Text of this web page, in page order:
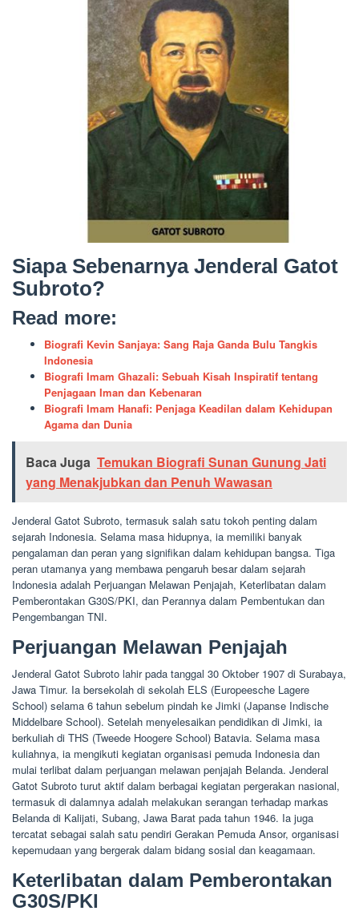
Siapa Sebenarnya Jenderal Gatot
Subroto?
Read more:
Biografi Kevin Sanjaya: Sang Raja Ganda Bulu Tangkis
Indonesia
Biografi Imam Ghazali: Sebuah Kisah Inspiratif tentang
Penjagaan Iman dan Kebenaran
Biografi Imam Hanafi: Penjaga Keadilan dalam Kehidupan
Agama dan Dunia
Baca Juga Temukan Biografi Sunan Gunung Jati
yang Menakjubkan dan Penuh Wawasan
Jenderal Gatot Subroto, termasuk salah satu tokoh penting dalam
sejarah Indonesia. Selama masa hidupnya, ia memiliki banyak
pengalaman dan peran yang signifikan dalam kehidupan bangsa. Tiga
peran utamanya yang membawa pengaruh besar dalam sejarah
Indonesia adalah Perjuangan Melawan Penjajah, Keterlibatan dalam
Pemberontakan G30S/PKI, dan Perannya dalam Pembentukan dan
Pengembangan TNI.
Perjuangan Melawan Penjajah
Jenderal Gatot Subroto lahir pada tanggal 30 Oktober 1907 di Surabaya,
Jawa Timur. Ia bersekolah di sekolah ELS (Europeesche Lagere
School) selama 6 tahun sebelum pindah ke Jimki (Japanse Indische
Middelbare School). Setelah menyelesaikan pendidikan di Jimki, ia
berkuliah di THS (Tweede Hoogere School) Batavia. Selama masa
kuliahnya, ia mengikuti kegiatan organisasi pemuda Indonesia dan
mulai terlibat dalam perjuangan melawan penjajah Belanda. Jenderal
Gatot Subroto turut aktif dalam berbagai kegiatan pergerakan nasional,
termasuk di dalamnya adalah melakukan serangan terhadap markas
Belanda di Kalijati, Subang, Jawa Barat pada tahun 1946. Ia juga
tercatat sebagai salah satu pendiri Gerakan Pemuda Ansor, organisasi
kepemudaan yang bergerak dalam bidang sosial dan keagamaan.
Keterlibatan dalam Pemberontakan
G30S/PKI